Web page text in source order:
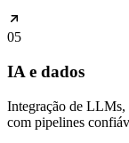
05
IA e dados
Integração de
com pipelines